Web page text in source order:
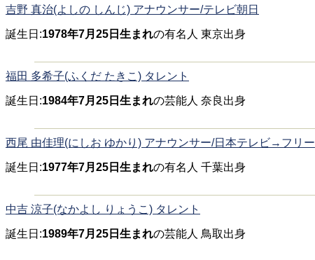
吉野 真治(よしの しんじ) アナウンサー/テレビ朝日
誕生日:1978年7月25日生まれの有名人 東京出身
福田 多希子(ふくだ たきこ) タレント
誕生日:1984年7月25日生まれの芸能人 奈良出身
西尾 由佳理(にしお ゆかり) アナウンサー/日本テレビ→フリー
誕生日:1977年7月25日生まれの有名人 千葉出身
中吉 涼子(なかよし りょうこ) タレント
誕生日:1989年7月25日生まれの芸能人 鳥取出身